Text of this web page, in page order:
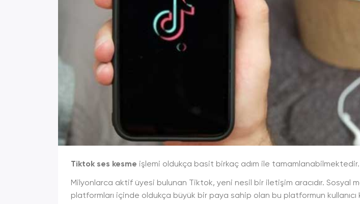
Tiktok ses kesme işlemi oldukça basit birkaç adım ile tamamlanabilmektedir.
Milyonlarca aktif üyesi bulunan Tiktok, yeni nesil bir iletişim aracıdır. Sosyal
platformları içinde oldukça büyük bir paya sahip olan bu platformun kullanıcı